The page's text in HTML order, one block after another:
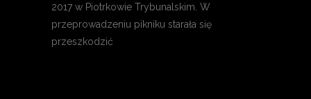
2017 w Piotrkowie Trybunalskim. W
przeprowadzeniu pikniku starała się
przeszkodzić